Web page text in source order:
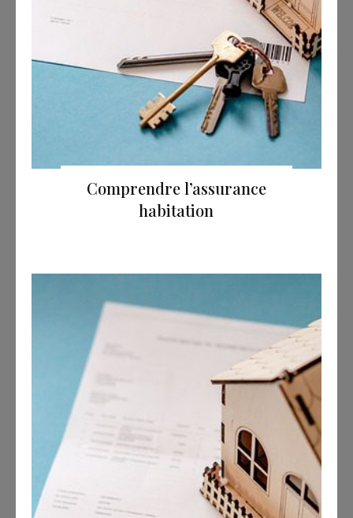
Comprendre l’assurance
habitation